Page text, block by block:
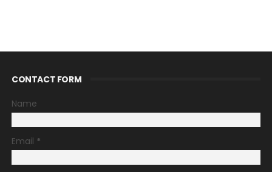
CONTACT FORM
Name
Email *